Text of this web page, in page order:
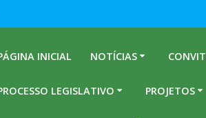
INICIAL NOTÍCIAS
LEGISLATIVO PROJETOS